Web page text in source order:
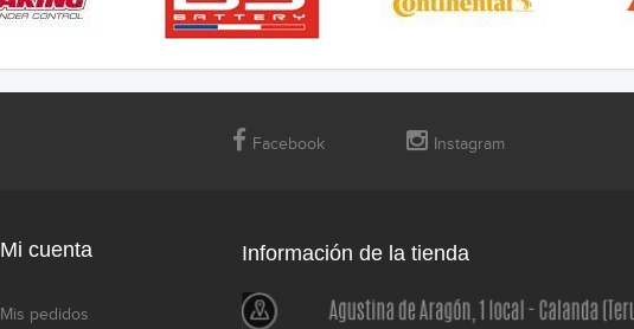
Facebook Instagram
Mi cuenta
Mis pedidos
Información de la tienda